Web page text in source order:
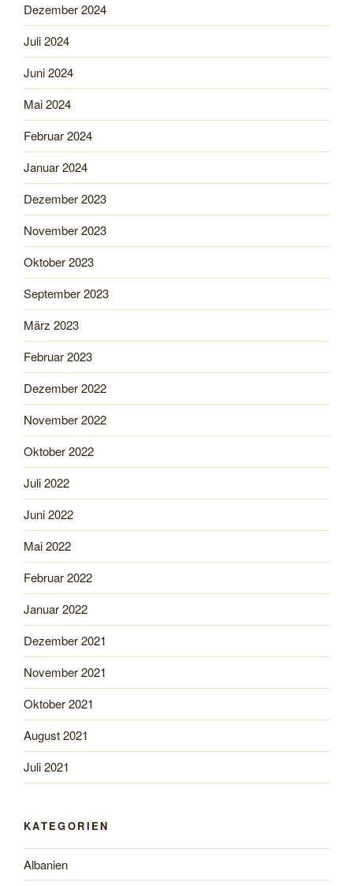
Dezember 2024
Juli 2024
Juni 2024
Mai 2024
Februar 2024
Januar 2024
Dezember 2023
November 2023
Oktober 2023
September 2023
März 2023
Februar 2023
Dezember 2022
November 2022
Oktober 2022
Juli 2022
Juni 2022
Mai 2022
Februar 2022
Januar 2022
Dezember 2021
November 2021
Oktober 2021
August 2021
Juli 2021
KATEGORIEN
Albanien